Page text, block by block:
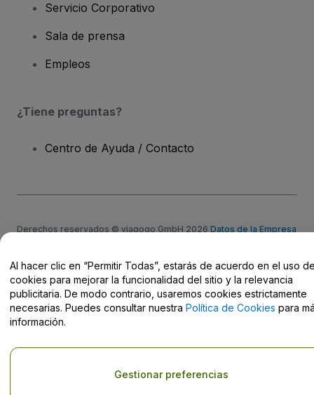
Servicio Corporativo
Sala de prensa
Empleos
¿Tiene preguntas?
Centro de Ayuda / Contacto
Derechos reservados © viagogo GmbH 2026 Datos de la Empresa
y de laPolítica de Privacidad para Móviles
Do Not Share My Personal Information/Your Privacy Choices
Al hacer clic en “Permitir Todas”, estarás de acuerdo en el uso
cookies para mejorar la funcionalidad del sitio y la relevancia
publicitaria. De modo contrario, usaremos cookies estrictamente
necesarias. Puedes consultar nuestra Política de Cookies para
información.
Gestionar preferencias